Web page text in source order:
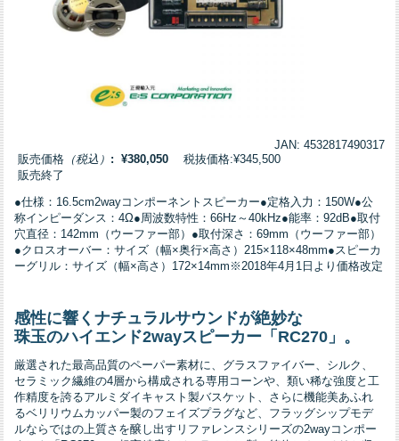
JAN: 4532817490317
販売価格 （税込） : ¥380,050 税抜価格:¥345,500
販売終了
●仕様：16.5cm2wayコンポーネントスピーカー●定格入力：150W●公
称インピーダンス：4Ω●周波数特性：66Hz～40kHz●能率：92dB●取付
穴直径：142mm（ウーファー部）●取付深さ：69mm（ウーファー部）
●クロスオーバー：サイズ（幅×奥行×高さ）215×118×48mm●スピーカ
ーグリル：サイズ（幅×高さ）172×14mm※2018年4月1日より価格改定
感性に響くナチュラルサウンドが絶妙な
珠玉のハイエンド2wayスピーカー「RC270」。
厳選された最高品質のペーパー素材に、グラスファイバー、シルク、
セラミック繊維の4層から構成される専用コーンや、類い稀な強度と工
作精度を誇るアルミダイキャスト製バスケット、さらに機能美あふれ
るベリリウムカッパー製のフェイズプラグなど、フラッグシップモデ
ルならではの上質さを醸し出すリファレンスシリーズの2wayコンポー